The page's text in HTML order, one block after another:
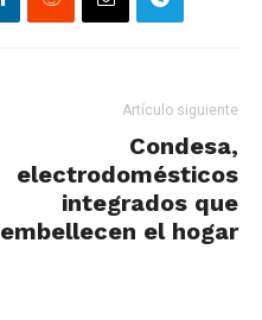
Artículo siguiente
Condesa,
electrodomésticos
integrados que
embellecen el hogar